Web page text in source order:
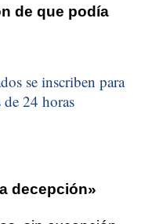
de que podía
se inscriben para
de 24 horas
decepción»